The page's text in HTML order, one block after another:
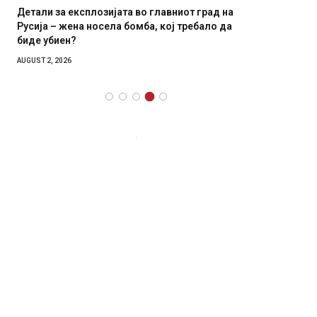
Детали за експлозијата во главниот град на
Русија – жена носела бомба, кој требало да
биде убиен?
AUGUST 2, 2026